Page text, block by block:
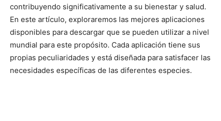
contribuyendo significativamente a su bienestar y salud.
En este artículo, exploraremos las mejores aplicaciones
disponibles para descargar que se pueden utilizar a nivel
mundial para este propósito. Cada aplicación tiene sus
propias peculiaridades y está diseñada para satisfacer las
necesidades específicas de las diferentes especies.